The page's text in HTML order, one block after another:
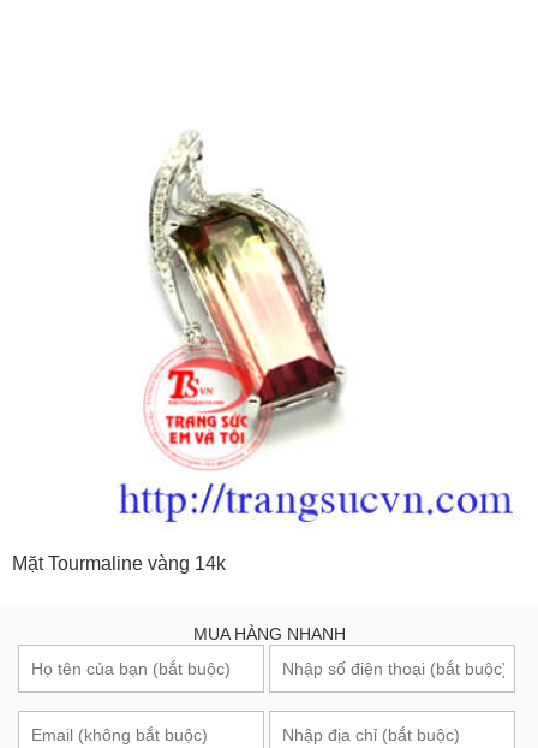
Mặt Tourmaline vàng 14k
MUA HÀNG NHANH